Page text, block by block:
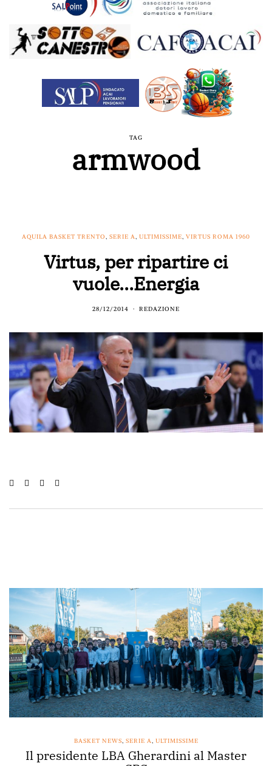
TAG
armwood
AQUILA BASKET TRENTO, SERIE A, ULTIMISSIME, VIRTUS ROMA 1960
Virtus, per ripartire ci
vuole…Energia
28/12/2014 REDAZIONE
BASKET NEWS, SERIE A, ULTIMISSIME
Il presidente LBA Gherardini al Master